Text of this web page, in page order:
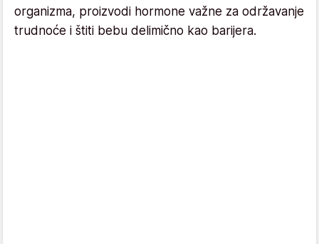
organizma, proizvodi hormone važne za održavanje
trudnoće i štiti bebu delimično kao barijera.